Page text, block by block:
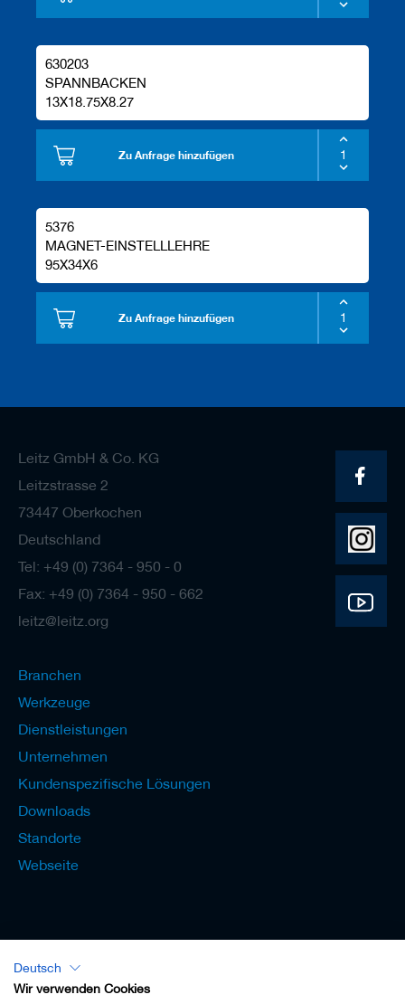
630203
SPANNBACKEN
13X18.75X8.27
Zu Anfrage hinzufügen
5376
MAGNET-EINSTELLLEHRE
95X34X6
Zu Anfrage hinzufügen
Leitz GmbH & Co. KG
Leitzstrasse 2
73447 Oberkochen
Deutschland
Tel: +49 (0) 7364 - 950 - 0
Fax: +49 (0) 7364 - 950 - 662
leitz@leitz.org
Branchen
Werkzeuge
Dienstleistungen
Unternehmen
Kundenspezifische Lösungen
Downloads
Standorte
Webseite
Lexikon - Deutsch
Deutsch
Wir verwenden Cookies